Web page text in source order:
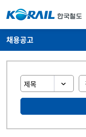
채용공고